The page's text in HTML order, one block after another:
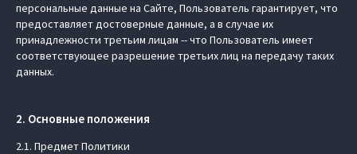
персональные данные на Сайте, Пользователь гарантирует, что
предоставляет достоверные данные, а в случае их
принадлежности третьим лицам -- что Пользователь имеет
соответствующее разрешение третьих лиц на передачу таких
данных.
2. Основные положения
2.1. Предмет Политики